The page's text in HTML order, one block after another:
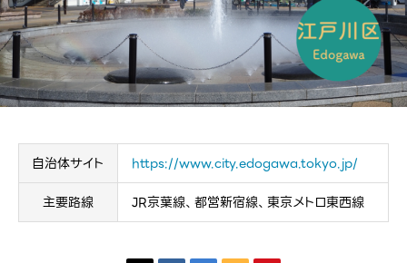
自治体サイト
https://www.city.edogawa.tokyo.jp/
主要路線
JR京葉線、都営新宿線、東京メトロ東西線